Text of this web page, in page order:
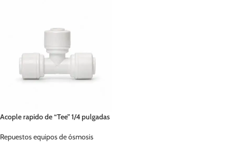
Acople rapido de “Tee” 1/4 pulgadas
Repuestos equipos de ósmosis